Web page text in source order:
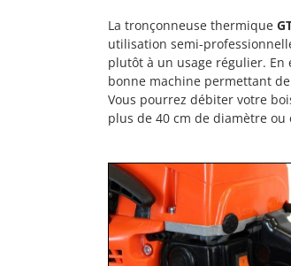
La tronçonneuse thermique
utilisation semi-
plutôt à un usage régulier. En
bonne machine permettant
Vous pourrez débiter votre
plus de 40 cm de diamètre